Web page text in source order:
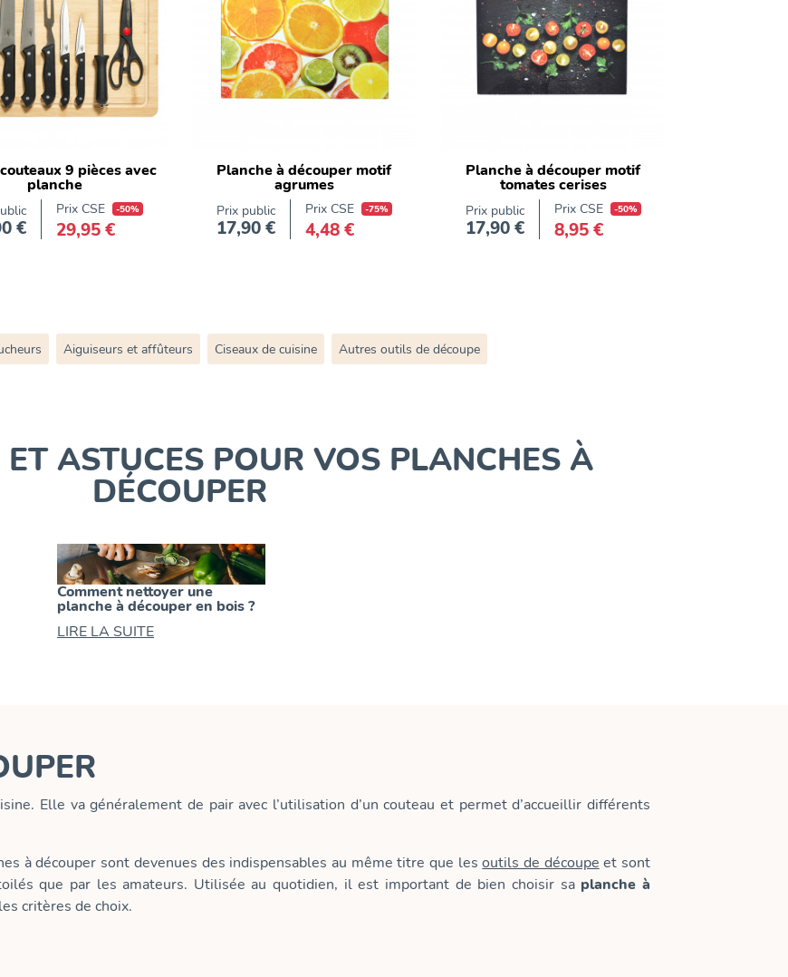
9 pièces avec
planche
Prix
€
Prix CSE -50%
29,95 €
Planche à découper motif
agrumes
Prix public
Prix
17,90 €
Prix CSE -75%
4,48 €
Planche à découper motif
tomates cerises
Prix public
Prix
17,90 €
Prix CSE -50%
8,95 €
Aiguiseurs et affûteurs Ciseaux de cuisine Autres outils de découpe
ASTUCES POUR VOS PLANCHES À
DÉCOUPER
Comment nettoyer une
planche à découper en bois ?
LIRE LA SUITE
Elle va généralement de pair avec l’utilisation d’un couteau et permet d’accueillir différents
à découper sont devenues des indispensables au même titre que lesoutils de découpe et sont
que par les amateurs. Utilisée au quotidien, il est important de bien choisir sa planche à
critères de choix.